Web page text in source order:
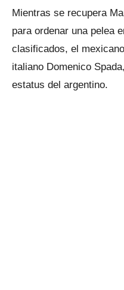
Mientras se recupera
para ordenar una pelea
clasificados, el
italiano Domenico
estatus del argentino.